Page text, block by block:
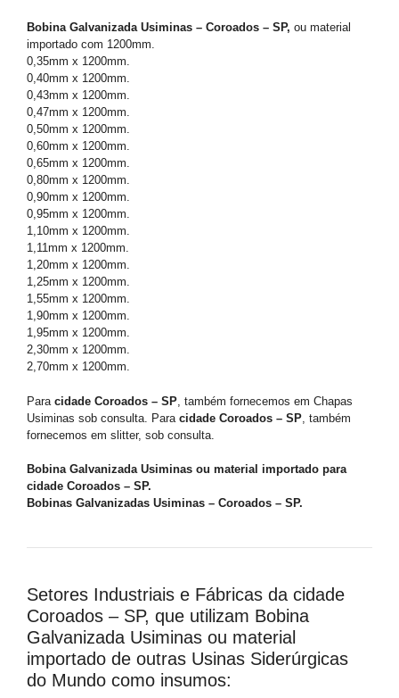
Bobina Galvanizada Usiminas – Coroados – SP, ou material
importado com 1200mm.
0,35mm x 1200mm.
0,40mm x 1200mm.
0,43mm x 1200mm.
0,47mm x 1200mm.
0,50mm x 1200mm.
0,60mm x 1200mm.
0,65mm x 1200mm.
0,80mm x 1200mm.
0,90mm x 1200mm.
0,95mm x 1200mm.
1,10mm x 1200mm.
1,11mm x 1200mm.
1,20mm x 1200mm.
1,25mm x 1200mm.
1,55mm x 1200mm.
1,90mm x 1200mm.
1,95mm x 1200mm.
2,30mm x 1200mm.
2,70mm x 1200mm.
Para cidade Coroados – SP , também fornecemos em Chapas
Usiminas sob consulta. Para cidade Coroados – SP , também
fornecemos em slitter, sob consulta.
Bobina Galvanizada Usiminas ou material importado para
cidade Coroados – SP.
Bobinas Galvanizadas Usiminas – Coroados – SP.
Setores Industriais e Fábricas da cidade
Coroados – SP, que utilizam Bobina
Galvanizada Usiminas ou material
importado de outras Usinas Siderúrgicas
do Mundo como insumos: